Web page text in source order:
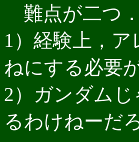
難点が二つ．
1）経験上，
ねにする必要
2）ガンダム
るわけねーだ